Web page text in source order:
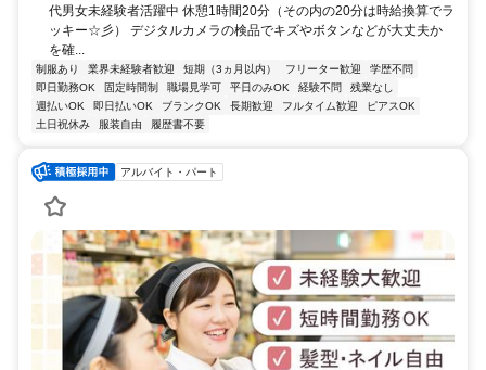
代男女未経験者活躍中 休憩1時間20分（その内の20分は時給換算でラ
ッキー☆彡） デジタルカメラの検品でキズやボタンなどが大丈夫か
を確...
制服あり 業界未経験者歓迎 短期（3ヵ月以内） フリーター歓迎
学歴不問
即日勤務OK
固定時間制 職場見学可 平日のみOK 経験不問
残業なし
週払いOK
即日払いOK ブランクOK 長期歓迎 フルタイム歓迎
ピアスOK
土日祝休み
服装自由 履歴書不要
アルバイト・パート